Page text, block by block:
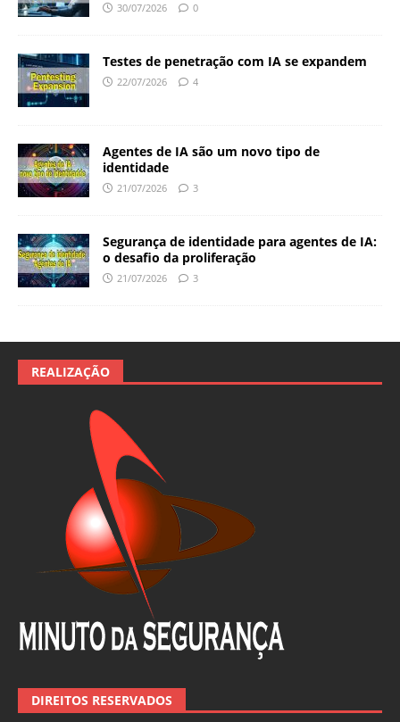
30/07/2026 0
Testes de penetração com IA se expandem
22/07/2026 4
Agentes de IA são um novo tipo de
identidade
21/07/2026 3
Segurança de identidade para agentes de IA:
o desafio da proliferação
21/07/2026 3
REALIZAÇÃO
DIREITOS RESERVADOS